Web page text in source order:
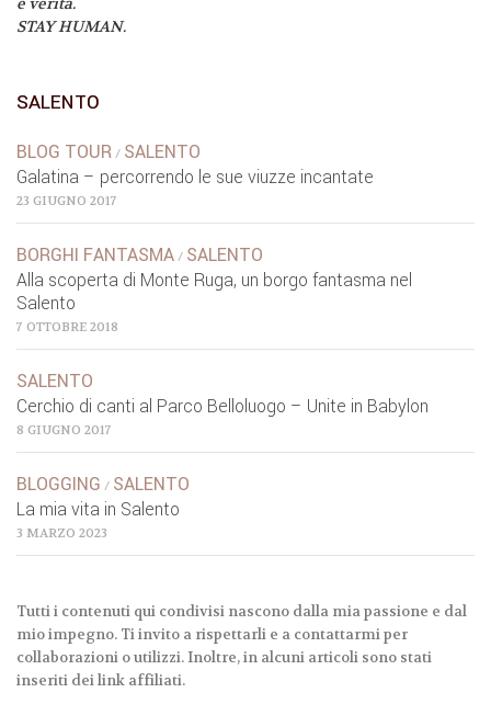
STAY HUMAN.
SALENTO
BLOG TOUR / SALENTO
Galatina – percorrendo le sue viuzze incantate
23 GIUGNO 2017
BORGHI FANTASMA / SALENTO
Alla scoperta di Monte Ruga, un borgo fantasma nel
Salento
7 OTTOBRE 2018
SALENTO
Cerchio di canti al Parco Belloluogo – Unite in Babylon
8 GIUGNO 2017
BLOGGING / SALENTO
La mia vita in Salento
3 MARZO 2023
Tutti i contenuti qui condivisi nascono dalla mia passione e dal
mio impegno. Ti invito a rispettarli e a contattarmi per
collaborazioni o utilizzi. Inoltre, in alcuni articoli sono stati
inseriti dei link affiliati.